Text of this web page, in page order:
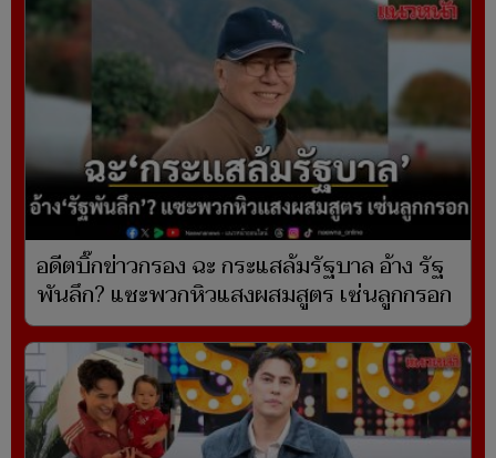
อดีตบิ๊กข่าวกรอง ฉะ กระแสล้มรัฐบาล อ้าง รัฐ
พันลึก? แซะพวกหิวแสงผสมสูตร เซ่นลูกกรอก